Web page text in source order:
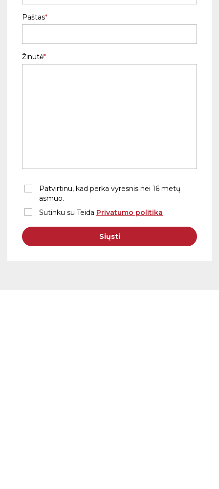
Paštas
Žinutė
Patvirtinu, kad perka vyresnis nei 16 metų
asmuo.
Sutinku su Teida Privatumo politika